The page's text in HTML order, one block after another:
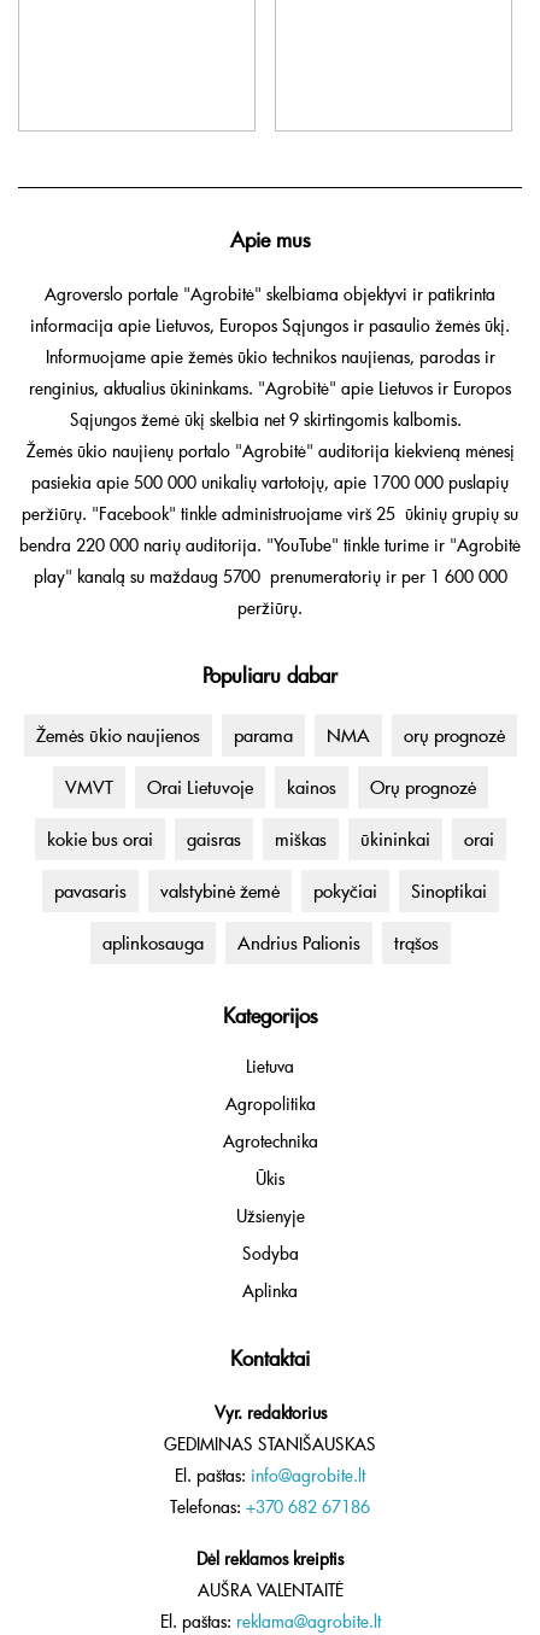
Apie mus
Agroverslo portale "Agrobitė" skelbiama objektyvi ir patikrinta
informacija apie Lietuvos, Europos Sąjungos ir pasaulio žemės ūkį.
Informuojame apie žemės ūkio technikos naujienas, parodas ir
renginius, aktualius ūkininkams. "Agrobitė" apie Lietuvos ir Europos
Sąjungos žemė ūkį skelbia net 9 skirtingomis kalbomis.
Žemės ūkio naujienų portalo "Agrobitė" auditorija kiekvieną mėnesį
pasiekia apie 500 000 unikalių vartotojų, apie 1700 000 puslapių
peržiūrų. "Facebook" tinkle administruojame virš 25 ūkinių grupių su
bendra 220 000 narių auditorija. "YouTube" tinkle turime ir "Agrobitė
play" kanalą su maždaug 5700 prenumeratorių ir per 1 600 000
peržiūrų.
Populiaru dabar
Žemės ūkio naujienos parama NMA orų prognozė
VMVT Orai Lietuvoje kainos Orų prognozė
kokie bus orai gaisras miškas ūkininkai orai
pavasaris valstybinė žemė pokyčiai Sinoptikai
aplinkosauga Andrius Palionis trąšos
Kategorijos
Lietuva
Agropolitika
Agrotechnika
Ūkis
Užsienyje
Sodyba
Aplinka
Kontaktai
Vyr. redaktorius
GEDIMINAS STANIŠAUSKAS
El. paštas: info@agrobite.lt
Telefonas: +370 682 67186
Dėl reklamos kreiptis
AUŠRA VALENTAITĖ
El. paštas: reklama@agrobite.lt